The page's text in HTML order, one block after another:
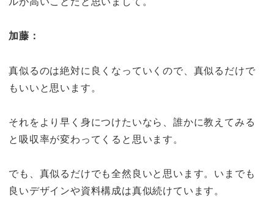
加藤：
真似るのは絶対に良くなっていくので、真似るだけで
もいいと思います。
それをより早く身につけたいなら、誰かに教えてみる
と吸収率が変わってくると思います。
でも、真似るだけでも全然良いと思います。いまでも
良いデザインや資料構成は真似続けています。